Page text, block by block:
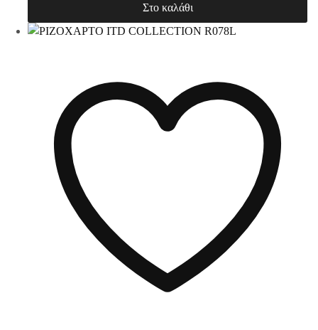
Στο καλάθι